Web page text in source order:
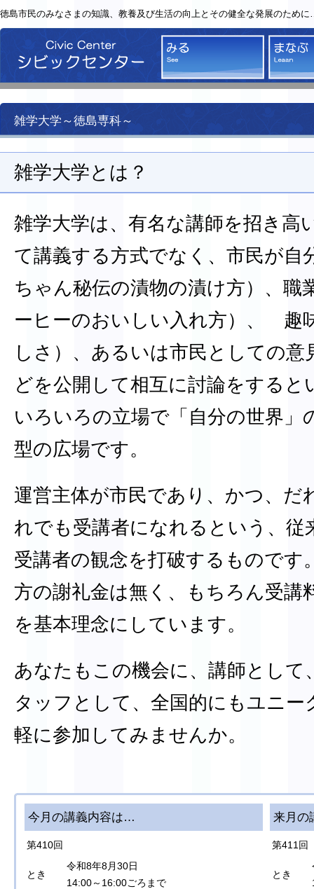
徳島市民のみなさまの知識、教養及び生活の向上とその健全な発展のため
シビックセンター
みる
雑学大学～徳島専科～
雑学大学とは？
雑学大学は、有名な講師を招き高
て講義する方式でなく、市民が自
ちゃん秘伝の漬物の漬け方）、職
ーヒーのおいしい入れ方）、 趣
しさ）、あるいは市民としての意
どを公開して相互に討論をする
いろいろの立場で「自分の世界」
型の広場です。
運営主体が市民であり、かつ、だ
れでも受講者になれるという、従
受講者の観念を打破するものです
方の謝礼金は無く、もちろん受講
を基本理念にしています。
あなたもこの機会に、講師として
タッフとして、全国的にもユニー
軽に参加してみませんか。
来月の
第411回
とき
今月の講義内容は…
第410回
とき
令和8年8月30日
14:00～16:00ごろまで